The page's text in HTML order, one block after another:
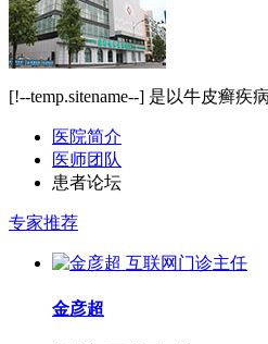
[!--temp.sitename--] 是以牛皮癣
医院简介
医师团队
患者论坛
专家推荐
金彦超